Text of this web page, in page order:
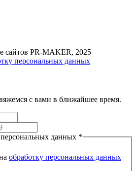
сайтов PR-MAKER, 2025
персональных данных
с вами в ближайшее время.
данных *
обработку персональных данных